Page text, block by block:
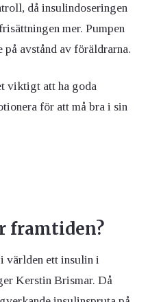
då insulindoseringen
mer. Pumpen
på avstånd av föräldrarna.
viktigt att ha goda
för att må bra i sin
framtiden?
världen ett insulin i
Kerstin Brismar. Då